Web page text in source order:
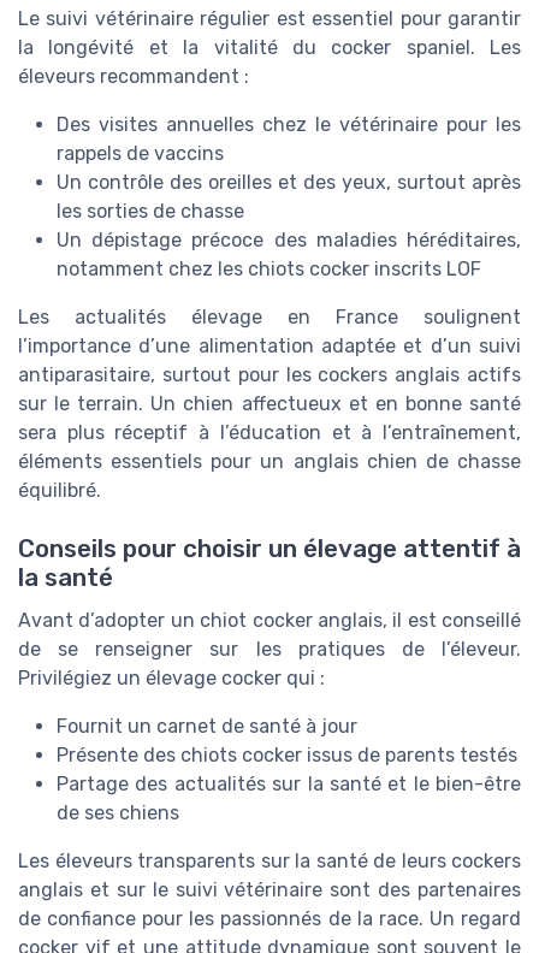
Le suivi vétérinaire régulier est essentiel pour garantir
la longévité et la vitalité du cocker spaniel. Les
éleveurs recommandent :
Des visites annuelles chez le vétérinaire pour les
rappels de vaccins
Un contrôle des oreilles et des yeux, surtout après
les sorties de chasse
Un dépistage précoce des maladies héréditaires,
notamment chez les chiots cocker inscrits LOF
Les actualités élevage en France soulignent
l’importance d’une alimentation adaptée et d’un suivi
antiparasitaire, surtout pour les cockers anglais actifs
sur le terrain. Un chien affectueux et en bonne santé
sera plus réceptif à l’éducation et à l’entraînement,
éléments essentiels pour un anglais chien de chasse
équilibré.
Conseils pour choisir un élevage attentif à
la santé
Avant d’adopter un chiot cocker anglais, il est conseillé
de se renseigner sur les pratiques de l’éleveur.
Privilégiez un élevage cocker qui :
Fournit un carnet de santé à jour
Présente des chiots cocker issus de parents testés
Partage des actualités sur la santé et le bien-être
de ses chiens
Les éleveurs transparents sur la santé de leurs cockers
anglais et sur le suivi vétérinaire sont des partenaires
de confiance pour les passionnés de la race. Un regard
cocker vif et une attitude dynamique sont souvent le